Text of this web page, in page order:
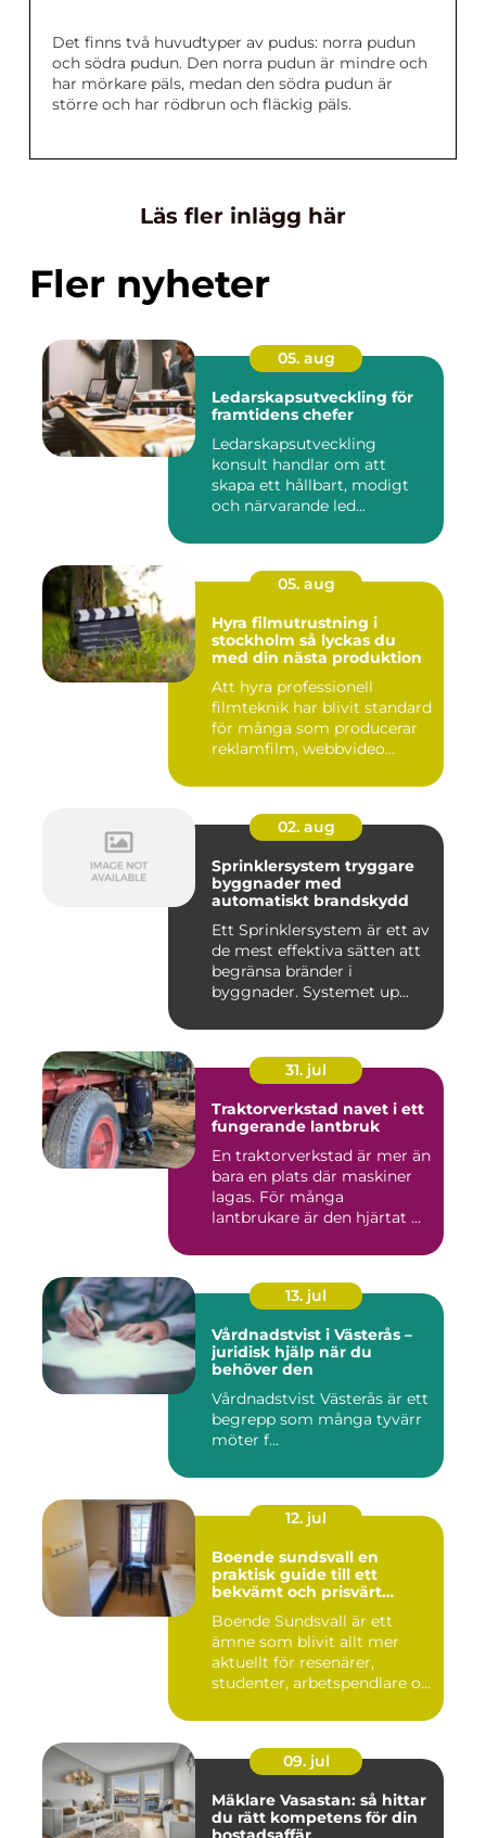
Det finns två huvudtyper av pudus: norra pudun
och södra pudun. Den norra pudun är mindre och
har mörkare päls, medan den södra pudun är
större och har rödbrun och fläckig päls.
Läs fler inlägg här
Fler nyheter
05. aug
Ledarskapsutveckling för
framtidens chefer
Ledarskapsutveckling
konsult handlar om att
skapa ett hållbart, modigt
och närvarande led...
05. aug
Hyra filmutrustning i
stockholm så lyckas du
med din nästa produktion
Att hyra professionell
filmteknik har blivit standard
för många som producerar
reklamfilm, webbvideo...
02. aug
Sprinklersystem tryggare
byggnader med
automatiskt brandskydd
Ett Sprinklersystem är ett av
de mest effektiva sätten att
begränsa bränder i
byggnader. Systemet up...
31. jul
Traktorverkstad navet i ett
fungerande lantbruk
En traktorverkstad är mer än
bara en plats där maskiner
lagas. För många
lantbrukare är den hjärtat ...
13. jul
Vårdnadstvist i Västerås –
juridisk hjälp när du
behöver den
Vårdnadstvist Västerås är ett
begrepp som många tyvärr
möter f...
12. jul
Boende sundsvall en
praktisk guide till ett
bekvämt och prisvärt
Boende Sundsvall är ett
ämne som blivit allt mer
aktuellt för resenärer,
studenter, arbetspendlare o...
09. jul
Mäklare Vasastan: så hittar
du rätt kompetens för din